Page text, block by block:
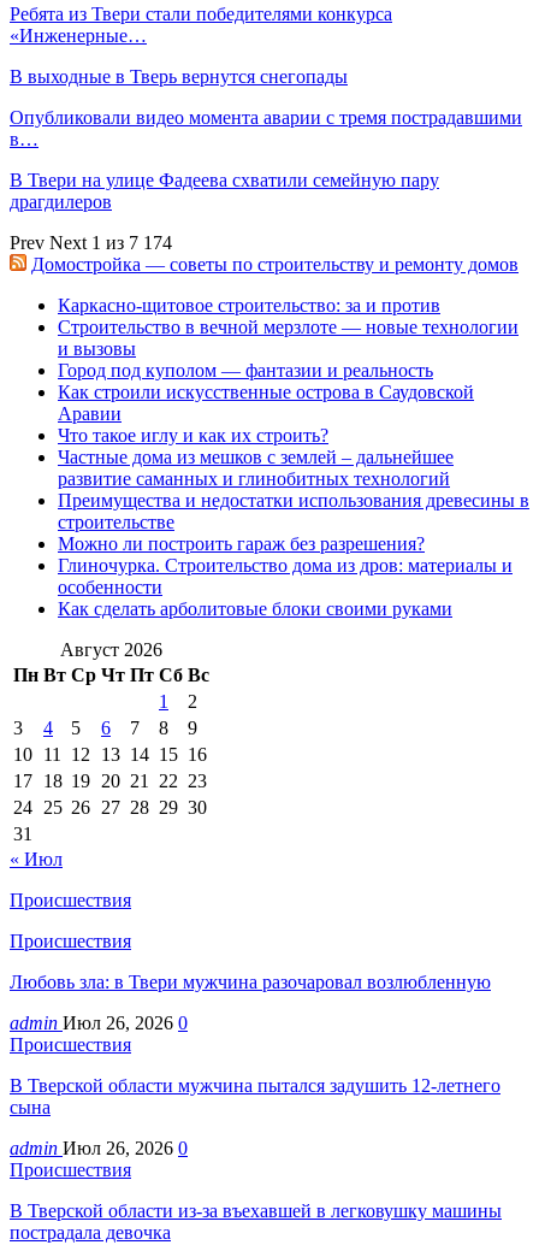
Ребята из Твери стали победителями конкурса
«Инженерные…
В выходные в Тверь вернутся снегопады
Опубликовали видео момента аварии с тремя пострадавшими
в…
В Твери на улице Фадеева схватили семейную пару
драгдилеров
Prev Next 1 из 7 174
Домостройка — советы по строительству и ремонту домов
Каркасно-щитовое строительство: за и против
Строительство в вечной мерзлоте — новые технологии
и вызовы
Город под куполом — фантазии и реальность
Как строили искусственные острова в Саудовской
Аравии
Что такое иглу и как их строить?
Частные дома из мешков с землей – дальнейшее
развитие саманных и глинобитных технологий
Преимущества и недостатки использования древесины в
строительстве
Можно ли построить гараж без разрешения?
Глиночурка. Строительство дома из дров: материалы и
особенности
Как сделать арболитовые блоки своими руками
Август 2026
Пн Вт Ср Чт Пт Сб Вс
1
2
3
4 5 6 7 8
9
10 11 12 13 14 15 16
17 18 19 20 21 22 23
24 25 26 27 28 29 30
31
« Июл
Происшествия
Происшествия
Любовь зла: в Твери мужчина разочаровал возлюбленную
admin Июл 26, 2026 0
Происшествия
В Тверской области мужчина пытался задушить 12-летнего
сына
admin Июл 26, 2026 0
Происшествия
В Тверской области из-за въехавшей в легковушку машины
пострадала девочка